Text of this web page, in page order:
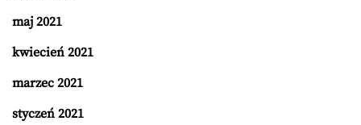
maj 2021
kwiecień 2021
marzec 2021
styczeń 2021